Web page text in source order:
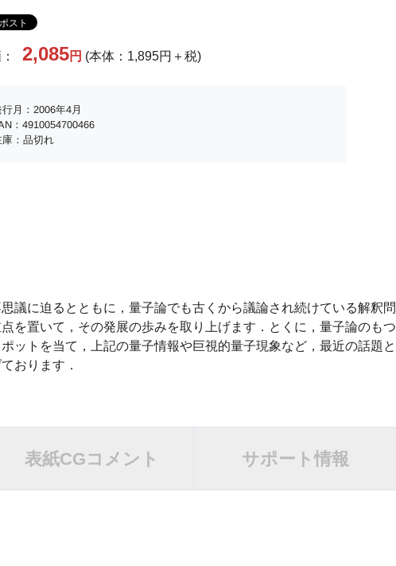
2,085円 (本体：1,895円＋税)
行月：2006年4月
：4910054700466
庫：品切れ
議に迫るとともに，量子論でも古くから議論され続けている解釈問
を置いて，その発展の歩みを取り上げます．とくに，量子論のもつ
ットを当て，上記の量子情報や巨視的量子現象など，最近の話題と
おります．
表紙CGコメント サポート情報